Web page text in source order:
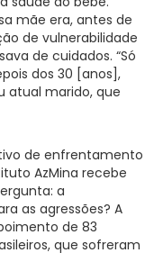
mãe era, antes de
de vulnerabilidade
de cuidados. “Só
dos 30 [anos],
atual marido, que
de enfrentamento
AzMina recebe
a
as agressões? A
de 83
que sofreram